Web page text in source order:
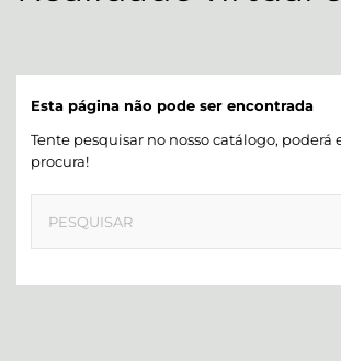
Esta página não pode ser encontrada
Tente pesquisar no nosso catálogo, poderá
procura!